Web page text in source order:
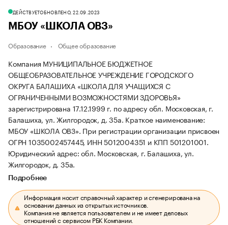
ДЕЙСТВУЕТОБНОВЛЕНО, 22.09.2023
МБОУ «ШКОЛА ОВЗ»
Образование Общее образование
Компания МУНИЦИПАЛЬНОЕ БЮДЖЕТНОЕ
ОБЩЕОБРАЗОВАТЕЛЬНОЕ УЧРЕЖДЕНИЕ ГОРОДСКОГО
ОКРУГА БАЛАШИХА «ШКОЛА ДЛЯ УЧАЩИХСЯ С
ОГРАНИЧЕННЫМИ ВОЗМОЖНОСТЯМИ ЗДОРОВЬЯ»
зарегистрирована 17.12.1999 г. по адресу обл. Московская, г.
Балашиха, ул. Жилгородок, д. 35а. Краткое наименование:
МБОУ «ШКОЛА ОВЗ». При регистрации организации присвоен
ОГРН 1035002457445, ИНН 5012004351 и КПП 501201001.
Юридический адрес: обл. Московская, г. Балашиха, ул.
Жилгородок, д. 35а.
Подробнее
Информация носит справочный характер и сгенерирована на
основании данных из открытых источников.
Компания не является пользователем и не имеет деловых
отношений с сервисом РБК Компании.